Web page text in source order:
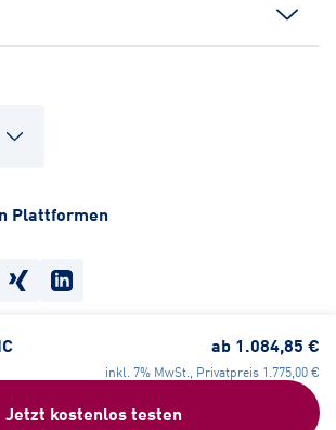
ab 1.084,85 €
inkl. 7% MwSt., Privatpreis 1.775,00 €
Jetzt kostenlos testen
Plattformen
Cookie-Einstellungen
Barrierefreiheit